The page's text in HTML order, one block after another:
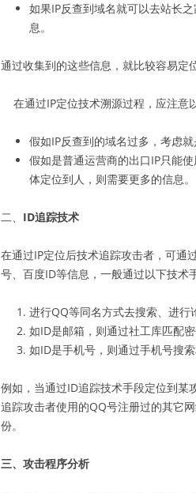
如果IP反查到域名就可以去站长
息。
通过收集到的这些信息，就比较容易定
在通过IP定位技术溯源过程，应注意
假如IP反查到的域名过多，考虑
假如是普通运营商的出口IP只能
体定位到人，则需要更多的信息。
二、 ID追踪技术
在通过IP定位后技术追踪攻击者，可通
号、百度ID等信息，一般通过以下技术
进行QQ等同名方式去搜索、进行
如ID是邮箱，则通过社工库匹配密
如ID是手机号，则通过手机号搜
例如，当通过ID追踪技术手段定位到某
追踪攻击者使用的QQ号注册过的其它
份。
三、攻击程序分析